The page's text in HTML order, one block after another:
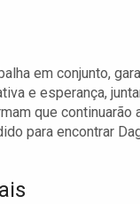
em conjunto,
e esperança,
que continuarão
para encontrar